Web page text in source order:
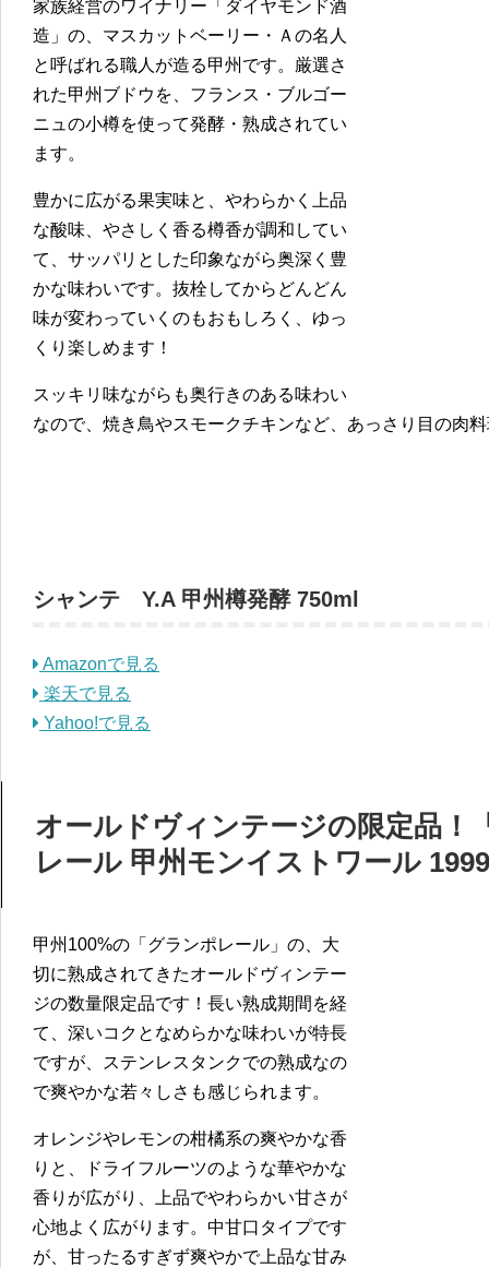
家族経営のワイナリー「ダイヤモンド酒
造」の、マスカットベーリー・Ａの名人
と呼ばれる職人が造る甲州です。厳選さ
れた甲州ブドウを、フランス・ブルゴー
ニュの小樽を使って発酵・熟成されてい
ます。
豊かに広がる果実味と、やわらかく上品
な酸味、やさしく香る樽香が調和してい
て、サッパリとした印象ながら奥深く豊
かな味わいです。抜栓してからどんどん
味が変わっていくのもおもしろく、ゆっ
くり楽しめます！
スッキリ味ながらも奥行きのある味わい
なので、焼き鳥やスモークチキンなど、あっさり目の肉
シャンテ Y.A 甲州樽発酵 750ml
Amazonで見る
楽天で見る
Yahoo!で見る
オールドヴィンテージの限定品！
レール 甲州モンイストワール
甲州100%の「グランポレール」の、大
切に熟成されてきたオールドヴィンテー
ジの数量限定品です！長い熟成期間を経
て、深いコクとなめらかな味わいが特長
ですが、ステンレスタンクでの熟成なの
で爽やかな若々しさも感じられます。
オレンジやレモンの柑橘系の爽やかな香
りと、ドライフルーツのような華やかな
香りが広がり、上品でやわらかい甘さが
心地よく広がります。中甘口タイプです
が、甘ったるすぎず爽やかで上品な甘み